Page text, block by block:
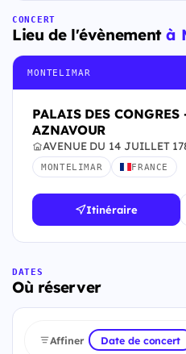
CONCERT
Lieu de l'évènementà
MONTELIMAR
PALAIS DES CONGRES
AZNAVOUR
AVENUE DU 14 JUILLET
MONTELIMAR FRANCE
Itinéraire
DATES
Où réserver
Affiner Date de concert